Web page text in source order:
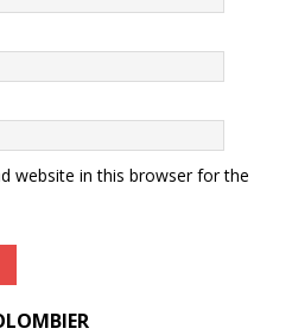
website in this browser for the